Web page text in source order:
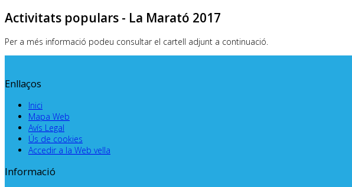
Activitats populars - La Marató 2017
Per a més informació podeu consultar el cartell adjunt a continuació.
Enllaços
Inici
Mapa Web
Avís Legal
Ús de cookies
Accedir a la Web vella
Informació